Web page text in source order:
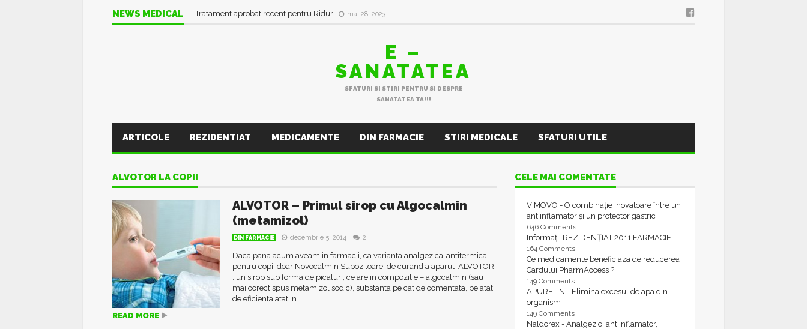
NEWS MEDICAL Tratament aprobat recent pentru Riduri mai 28, 2023
E –
SANATATEA
SFATURI SI STIRI PENTRU SI DESPRE
SANATATEA TA!!!
ARTICOLE REZIDENTIAT MEDICAMENTE DIN FARMACIE STIRI MEDICALE SFATURI UTILE
ALVOTOR LA COPII
ALVOTOR – Primul sirop cu Algocalmin
(metamizol)
DIN FARMACIE decembrie 5, 2014 2
Daca pana acum aveam in farmacii, ca varianta analgezica-antitermica
pentru copii doar Novocalmin Supozitoare, de curand a aparut ALVOTOR
: un sirop sub forma de picaturi, ce are in compozitie – algocalmin (sau
mai corect spus metamizol sodic), substanta pe cat de comentata, pe atat
de eficienta atat in...
READ MORE
CELE MAI COMENTATE
VIMOVO - O combinație inovatoare între un
antiinflamator și un protector gastric
646 Comments
Informații REZIDENȚIAT 2011 FARMACIE
164 Comments
Ce medicamente beneficiaza de reducerea
Cardului PharmAccess ?
149 Comments
APURETIN - Elimina excesul de apa din
organism
149 Comments
Naldorex - Analgezic, antiinflamator,